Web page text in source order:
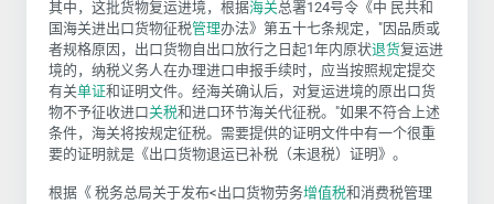
其中，这批货物复运进境，根据海关总署124号令《中 民共和
国海关进出口货物征税管理办法》第五十七条规定，"因品质或
者规格原因，出口货物自出口放行之日起1年内原状退货复运进
境的，纳税义务人在办理进口申报手续时，应当按照规定提交
有关单证和证明文件。经海关确认后，对复运进境的原出口货
物不予征收进口关税和进口环节海关代征税。"如果不符合上述
条件，海关将按规定征税。 需要提供的证明文件中有一个很重
要的证明就是《出口货物退运已补税（未退税）证明》。
根据《 税务总局关于发布<出口货物劳务增值税和消费税管理